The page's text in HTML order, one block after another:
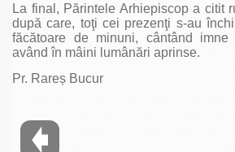
La final, Părintele Arhiepiscop a citit
după care, toţi cei prezenţi s-au
făcătoare de minuni, cântând
având în mâini lumânări aprinse.
Pr. Rareș Bucur